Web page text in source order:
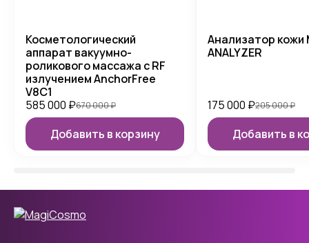
Косметологический
аппарат вакуумно-
роликового массажа с RF
излучением AnchorFree
V8C1
585 000 ₽670 000₽
Добавить в корзину
Анализатор кожи
ANALYZER
175 000 ₽205 000₽
Добавить в